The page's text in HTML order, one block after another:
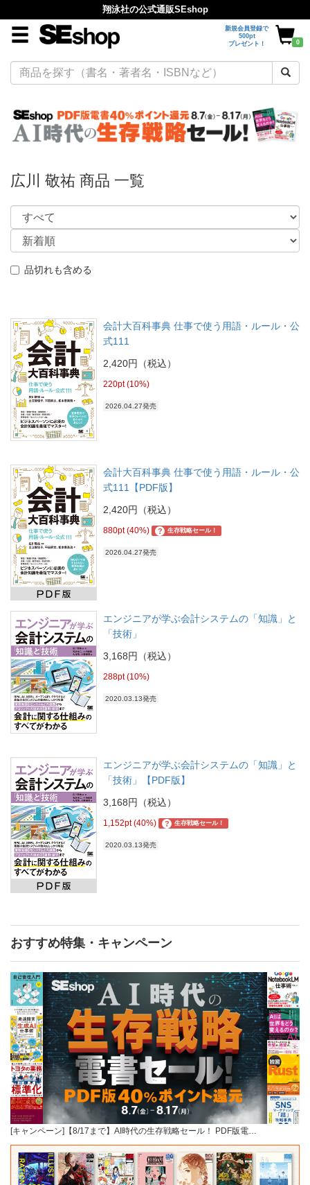
翔泳社の公式通販SEshop
新規会員登録で
500pt
プレゼント！
0
広川 敬祐 商品 一覧
品切れも含める
会計大百科事典 仕事で使う用語・ルール・公
式111
2,420円（税込）
220pt (10%)
2026.04.27発売
会計大百科事典 仕事で使う用語・ルール・公
式111【PDF版】
2,420円（税込）
880pt (40%) ? 生存戦略セール！
2026.04.27発売
エンジニアが学ぶ会計システムの「知識」と
「技術」
3,168円（税込）
288pt (10%)
2020.03.13発売
エンジニアが学ぶ会計システムの「知識」と
「技術」【PDF版】
3,168円（税込）
1,152pt (40%) ? 生存戦略セール！
2020.03.13発売
おすすめ特集・キャンペーン
[キャンペーン]【8/17まで】AI時代の生存戦略セール！ PDF版電…